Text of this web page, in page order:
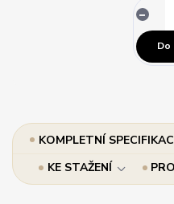
Do
KOMPLETNÍ
KE STAŽENÍ